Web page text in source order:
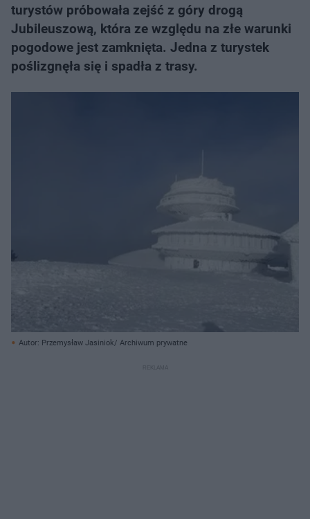
turystów próbowała zejść z góry drogą
Jubileuszową, która ze względu na złe warunki
pogodowe jest zamknięta. Jedna z turystek
poślizgnęła się i spadła z trasy.
Autor: Przemysław Jasiniok/ Archiwum prywatne